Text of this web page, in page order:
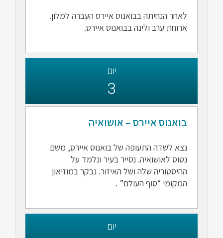
לאחר הנחיתה בבואנוס איירס העברה למלון.
ארוחת ערב ולינה בבואנוס איירס.
יום
3
בואנוס איירס – אושואיה
נצא לשדה התעופה של בואנוס איירס, משם
נטוס לאושואיה. נסייר בעיר ונלמד על
ההיסטוריה שלה ושל האיזור. נבקר במוזיאון
המקומי “סוף העולם” .
יום